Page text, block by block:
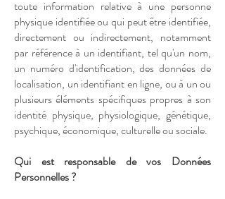
toute information relative à une personne
physique identifiée ou qui peut être identifiée,
directement ou indirectement, notamment
par référence à un identifiant, tel qu'un nom,
un numéro d'identification, des données de
localisation, un identifiant en ligne, ou à un ou
plusieurs éléments spécifiques propres à son
identité physique, physiologique, génétique,
psychique, économique, culturelle ou sociale.
Qui est responsable de vos Données
Personnelles ?